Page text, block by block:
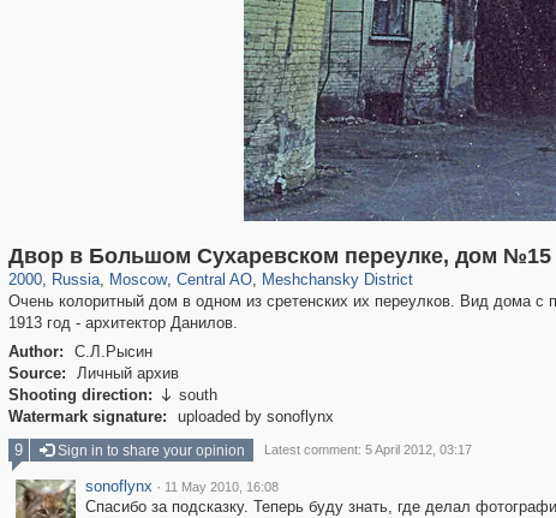
Двор в Большом Сухаревском переулке, дом №15
2000, Russia
1,406,837 29,243
, Moscow
319,861 8,286
, Central AO
160,009 5,916
, Meshchansky District
10,185 264
Очень колоритный дом в одном из сретенских их переулков. Вид дома с
1913 год - архитектор Данилов.
Author:
С.Л.Рысин
Source:
Личный архив
Shooting direction:  south
Watermark signature:
uploaded by sonoflynx
9 Sign in to share your opinion Latest comment: 5 April 2012, 03:17
sonoflynx · 11 May 2010, 16:08
Спасибо за подсказку. Теперь буду знать, где делал